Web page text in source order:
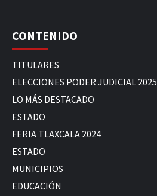
CONTENIDO
TITULARES
ELECCIONES PODER JUDICIAL 2025
LO MÁS DESTACADO
ESTADO
FERIA TLAXCALA 2024
ESTADO
MUNICIPIOS
EDUCACIÓN